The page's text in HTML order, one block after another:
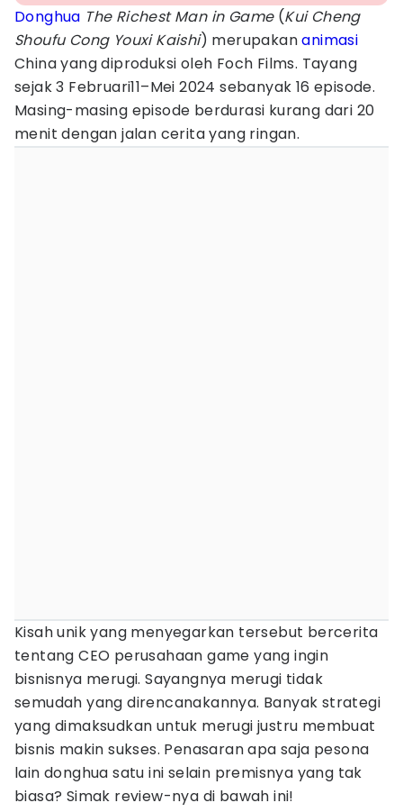
Donghua The Richest Man in Game(Kui Cheng
Shoufu Cong Youxi Kaishi) merupakananimasi
China yang diproduksi oleh Foch Films. Tayang
sejak 3 Februari11–Mei 2024 sebanyak 16 episode.
Masing-masing episode berdurasi kurang dari 20
menit dengan jalan cerita yang ringan.
Kisah unik yang menyegarkan tersebut bercerita
tentang CEO perusahaan game yang ingin
bisnisnya merugi. Sayangnya merugi tidak
semudah yang direncanakannya. Banyak strategi
yang dimaksudkan untuk merugi justru membuat
bisnis makin sukses. Penasaran apa saja pesona
lain donghua satu ini selain premisnya yang tak
biasa? Simak review-nya di bawah ini!